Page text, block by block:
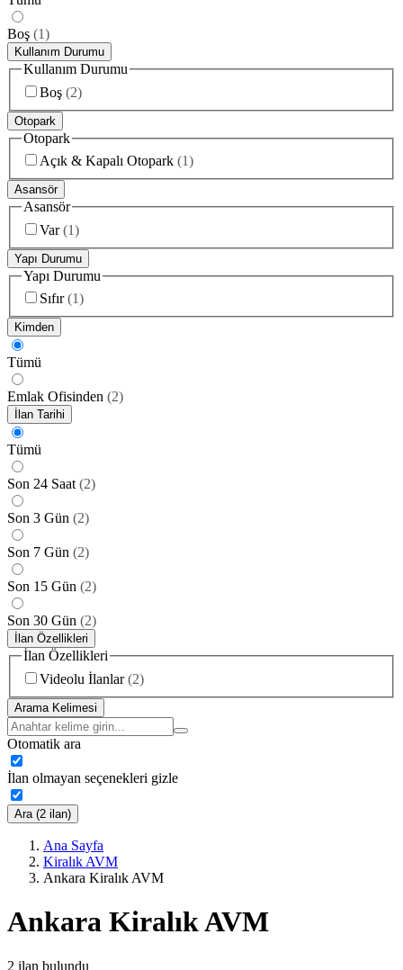
Boş (1)
Kullanım Durumu
Kullanım Durumu
Boş (2)
Otopark
Otopark
Açık & Kapalı Otopark (1)
Asansör
Asansör
Var (1)
Yapı Durumu
Yapı Durumu
Sıfır (1)
Kimden
Tümü
Emlak Ofisinden (2)
İlan Tarihi
Tümü
Son 24 Saat (2)
Son 3 Gün (2)
Son 7 Gün (2)
Son 15 Gün (2)
Son 30 Gün (2)
İlan Özellikleri
İlan Özellikleri
Videolu İlanlar (2)
Arama Kelimesi
Otomatik ara
İlan olmayan seçenekleri gizle
Ara (2 ilan)
Ana Sayfa
Kiralık AVM
Ankara Kiralık AVM
Ankara Kiralık AVM
2 ilan bulundu